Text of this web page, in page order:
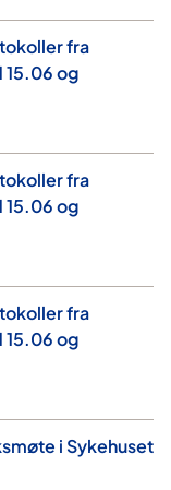
fra
og
fra
og
fra
og
i Sykehuset